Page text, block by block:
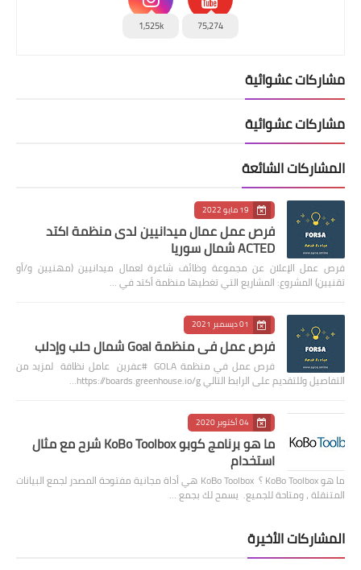
75,274
1,525k
مشاركات عشوائية
مشاركات عشوائية
المشاركات الشائعة
19 مايو 2022
فرص عمل عمال ميدانيين لدى منظمة اكتد
ACTED شمال سوريا
فرص عمل الإعلان عن مجموعة وظائف شاغرة لعمال ميدانيين (مهنيين و/أو
تقنيين) المشروع: المشاريع التي تغطيها منظمة أكتد في …
01 ديسمبر 2021
فرص عمل في منظمة Goal شمال حلب وإدلب
فرص عمل في منظمة GOLA #عفرين عامل نظافة لمزيد من
التفاصيل وللتقديم على الرابط التالي https://boards.greenhouse.io/g…
04 أكتوبر 2020
ما هو برنامج كوبو KoBo Toolbox شرح مع مثال
استخدام
ما هو KoBo Toolbox ؟ KoBo Toolbox هي أداة مجانية مفتوحة المصدر لجمع البيانات
المتنقلة ، ومتاحة للجميع. يسمح لك بجمع …
المشاركات الأخيرة